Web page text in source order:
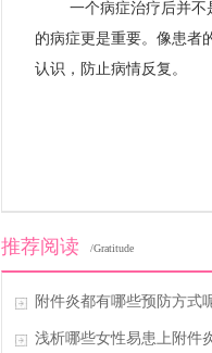
一个病症治疗后并不
的病症更是重要。像患者
认识，防止病情反复。
推荐阅读 /Gratitude
附件炎都有哪些预防方式
浅析哪些女性易患上附件